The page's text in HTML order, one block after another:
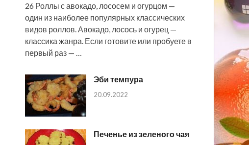
26 Роллы с авокадо, лососем и огурцом —
один из наиболее популярных классических
видов роллов. Авокадо, лосось и огурец —
классика жанра. Если готовите или пробуете в
первый раз — …
Эби темпура
20.09.2022
Печенье из зеленого чая